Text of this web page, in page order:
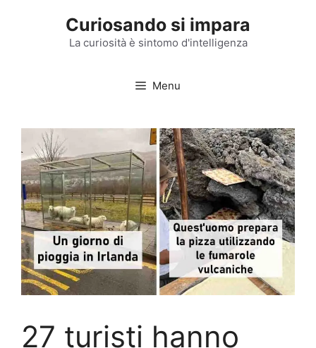
Curiosando si impara
La curiosità è sintomo d'intelligenza
Menu
27 turisti hanno